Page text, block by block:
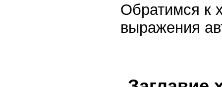
Обратимся к
выражения